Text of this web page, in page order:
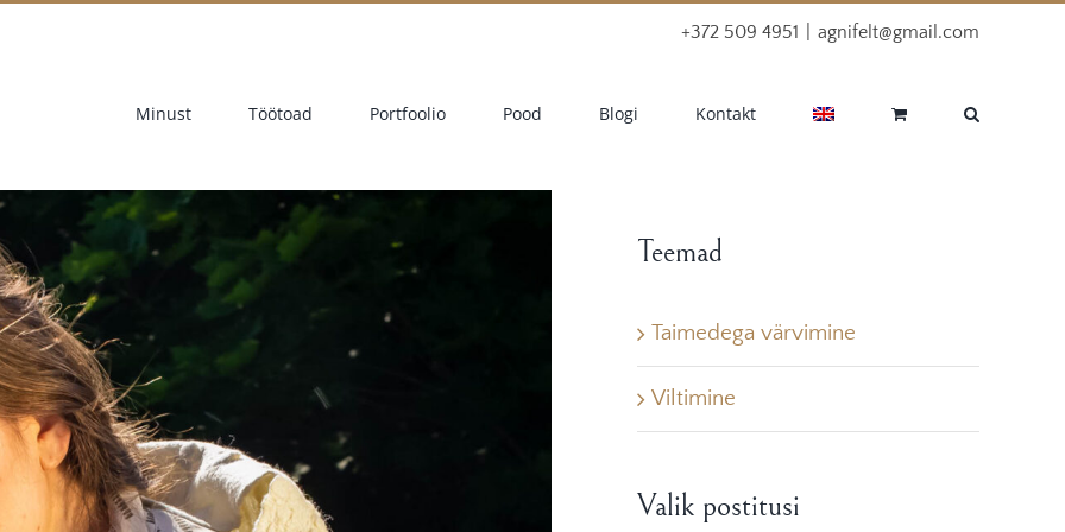
+372 509 4951 agnifelt@gmail.com
Minust Töötoad Portfoolio Pood Blogi Kontakt
Teemad
Taimedega värvimine
Viltimine
Valik postitusi